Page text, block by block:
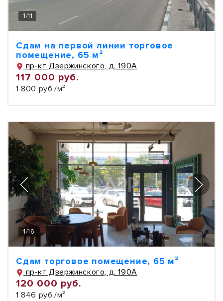
1/11
Сдам на первой линии торговое
помещение, 65 м²
пр-кт Дзержинского, д. 190А
117 000 руб.
1 800 руб./м²
1/16
Сдам торговое помещение, 65 м²
пр-кт Дзержинского, д. 190А
120 000 руб.
1 846 руб./м²